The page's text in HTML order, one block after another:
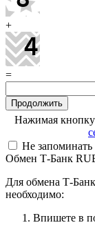
+
=
Нажимая
Не
Обмен Т-Банк
Для обмена Т-
необходимо:
Впишете в